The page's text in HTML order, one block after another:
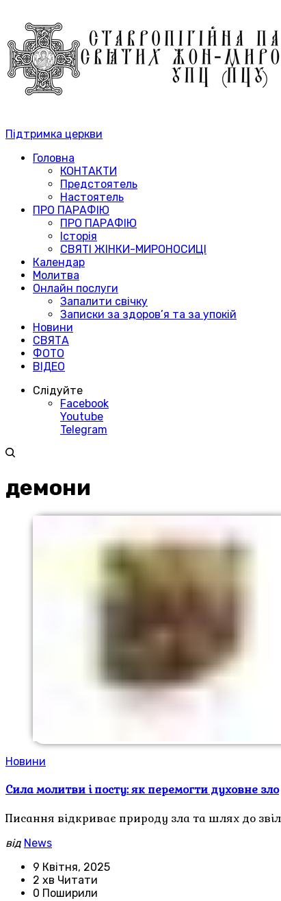
Підтримка церкви
Головна
КОНТАКТИ
Предстоятель
Настоятель
ПРО ПАРАФІЮ
ПРО ПАРАФІЮ
Історія
СВЯТІ ЖІНКИ-МИРОНОСИЦІ
Календар
Молитва
Онлайн послуги
Запалити свічку
Записки за здоров’я та за упокій
Новини
СВЯТА
ФОТО
ВІДЕО
Слідуйте
Facebook
Youtube
Telegram
демони
Новини
Сила молитви і посту: як перемогти духовне зло
Писання відкриває природу зла та шлях до
від News
9 Квітня, 2025
2 хв Читати
0 Поширили